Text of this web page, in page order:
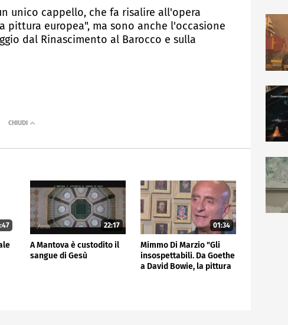
unico cappello, che fa risalire all'opera
europea", ma sono anche l'occasione
dal Rinascimento al Barocco e sulla
22:17
A Mantova è custodito il
sangue di Gesù
01:34
Mimmo Di Marzio "Gli
insospettabili. Da Goethe
a David Bowie, la pittura